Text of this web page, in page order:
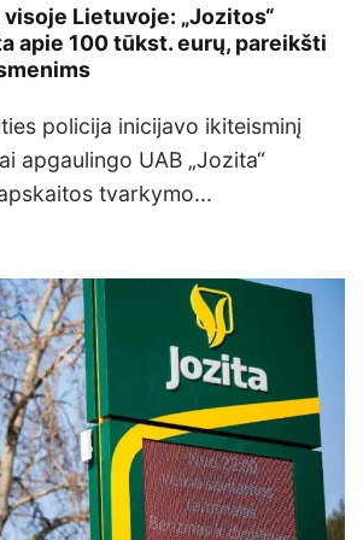
Lietuvoje: „Jozitos“
apie 100 tūkst. eurų, pareikšti
policija inicijavo ikiteisminį
apgaulingo UAB „Jozita“
tvarkymo...